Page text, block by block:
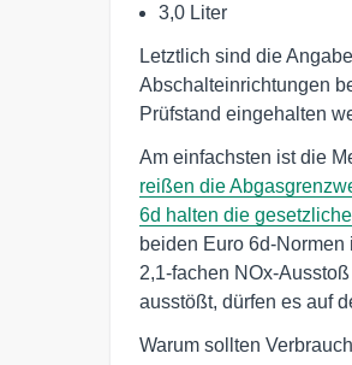
3,0 Liter
Letztlich sind die
Abschalteinrichtungen
Prüfstand eingehalten
Am einfachsten ist die
reißen die
6d halten die
beiden Euro 6d-
2,1-fachen NOx-
ausstößt, dürfen es auf
Warum sollten